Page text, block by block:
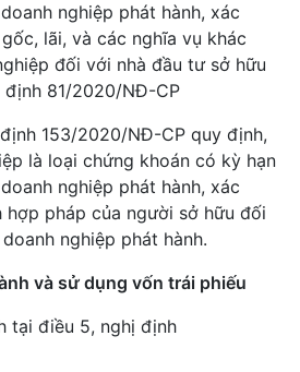
nghiệp phát hành, xác
lãi, và các nghĩa vụ khác
đối với nhà đầu tư sở hữu
định 81/2020/NĐ-CP
153/2020/NĐ-CP quy định,
là loại chứng khoán có kỳ hạn
nghiệp phát hành, xác
hợp pháp của người sở hữu đối
nghiệp phát hành.
và sử dụng vốn trái phiếu
tại điều 5, nghị định